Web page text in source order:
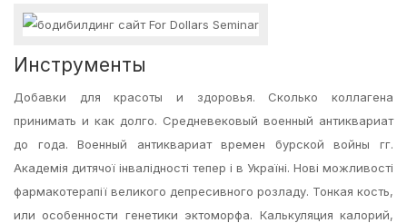
Инструменты
Добавки для красоты и здоровья. Сколько коллагена
принимать и как долго. Средневековый военный антиквариат
до года. Военный антиквариат времен бурской войны гг.
Академія дитячої інвалідності тепер і в Україні. Нові можливості
фармакотерапії великого депресивного розладу. Тонкая кость,
или особенности генетики эктоморфа. Калькуляция калорий,